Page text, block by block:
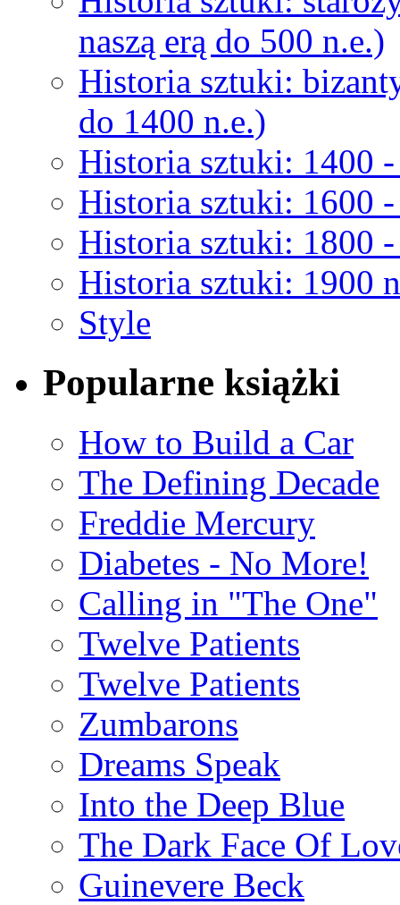
naszą erą do 500 n.e.)
Historia sztuki:
do 1400 n.e.)
Historia sztuki: 1400
Historia sztuki: 1600
Historia sztuki: 1800
Historia sztuki: 1900
Style
Popularne książki
How to Build a Car
The Defining Decade
Freddie Mercury
Diabetes - No More!
Calling in "The One"
Twelve Patients
Twelve Patients
Zumbarons
Dreams Speak
Into the Deep Blue
The Dark Face Of
Guinevere Beck